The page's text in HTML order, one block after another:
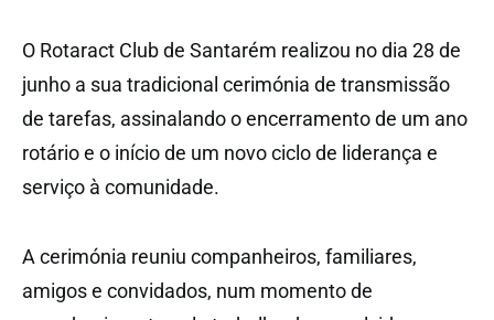
O Rotaract Club de Santarém realizou no dia 28 de
junho a sua tradicional cerimónia de transmissão
de tarefas, assinalando o encerramento de um ano
rotário e o início de um novo ciclo de liderança e
serviço à comunidade.
A cerimónia reuniu companheiros, familiares,
amigos e convidados, num momento de